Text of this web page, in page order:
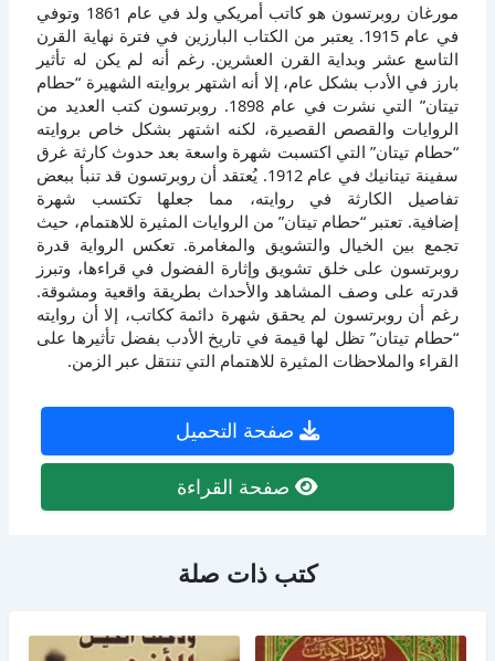
مورغان روبرتسون هو كاتب أمريكي ولد في عام 1861 وتوفي
في عام 1915. يعتبر من الكتاب البارزين في فترة نهاية القرن
التاسع عشر وبداية القرن العشرين. رغم أنه لم يكن له تأثير
بارز في الأدب بشكل عام، إلا أنه اشتهر بروايته الشهيرة “حطام
تيتان” التي نشرت في عام 1898. روبرتسون كتب العديد من
الروايات والقصص القصيرة، لكنه اشتهر بشكل خاص بروايته
“حطام تيتان” التي اكتسبت شهرة واسعة بعد حدوث كارثة غرق
سفينة تيتانيك في عام 1912. يُعتقد أن روبرتسون قد تنبأ ببعض
تفاصيل الكارثة في روايته، مما جعلها تكتسب شهرة
إضافية. تعتبر “حطام تيتان” من الروايات المثيرة للاهتمام، حيث
تجمع بين الخيال والتشويق والمغامرة. تعكس الرواية قدرة
روبرتسون على خلق تشويق وإثارة الفضول في قراءها، وتبرز
قدرته على وصف المشاهد والأحداث بطريقة واقعية ومشوقة.
رغم أن روبرتسون لم يحقق شهرة دائمة ككاتب، إلا أن روايته
“حطام تيتان” تظل لها قيمة في تاريخ الأدب بفضل تأثيرها على
القراء والملاحظات المثيرة للاهتمام التي تنتقل عبر الزمن.
صفحة التحميل
صفحة القراءة
كتب ذات صلة